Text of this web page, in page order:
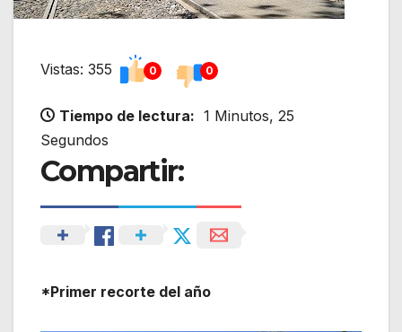
Vistas: 355 0 0
Tiempo de lectura: 1 Minutos, 25
Segundos
Compartir:
*Primer recorte del año